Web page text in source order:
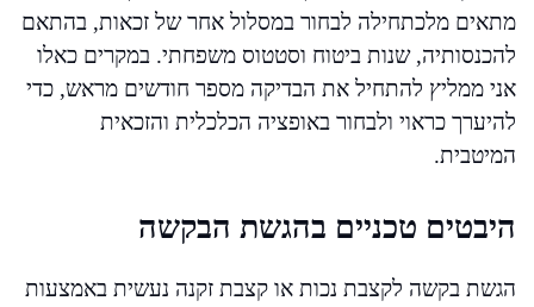
מתאים מלכתחילה לבחור במסלול אחר של זכאות, בהתאם
להכנסותיה, שנות ביטוח וסטטוס משפחתי. במקרים כאלו
אני ממליץ להתחיל את הבדיקה מספר חודשים מראש, כדי
להיערך כראוי ולבחור באופציה הכלכלית והזכאית
המיטבית.
היבטים טכניים בהגשת הבקשה
הגשת בקשה לקצבת נכות או קצבת זקנה נעשית באמצעות